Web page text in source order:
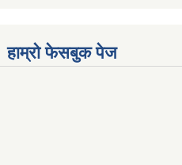
हाम्रो फेसबुक पेज